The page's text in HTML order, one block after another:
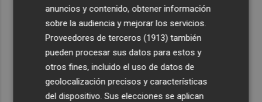
Recibe toda la actualidad de
Plaza Podcast en tu correo
Quiero suscribirme
anuncios y contenido, obtener información
sobre la audiencia y mejorar los servicios.
Proveedores de terceros (1913) también
pueden procesar sus datos para estos y
otros fines, incluido el uso de datos de
geolocalización precisos y características
del dispositivo. Sus elecciones se aplican